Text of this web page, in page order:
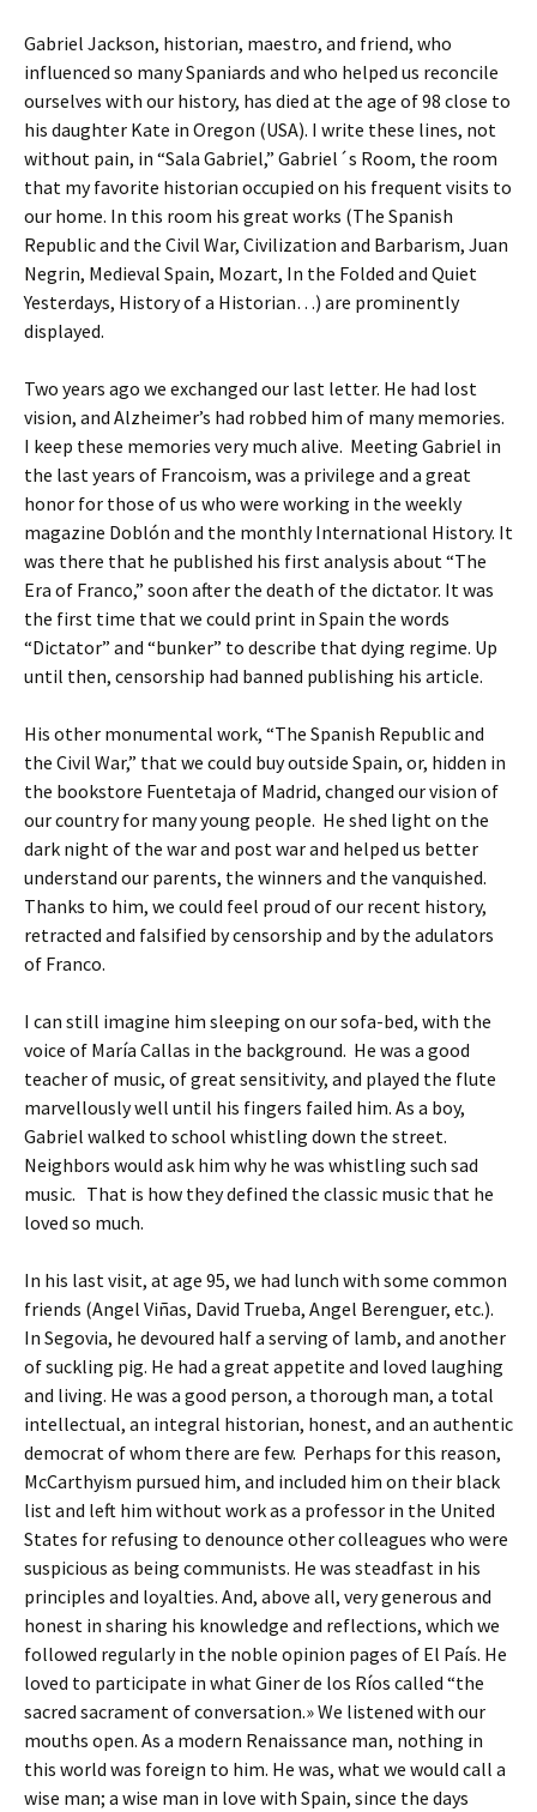
Gabriel Jackson, historian, maestro, and friend, who
influenced so many Spaniards and who helped us reconcile
ourselves with our history, has died at the age of 98 close to
his daughter Kate in Oregon (USA). I write these lines, not
without pain, in “Sala Gabriel,” Gabriel´s Room, the room
that my favorite historian occupied on his frequent visits to
our home. In this room his great works (The Spanish
Republic and the Civil War, Civilization and Barbarism, Juan
Negrin, Medieval Spain, Mozart, In the Folded and Quiet
Yesterdays, History of a Historian…) are prominently
displayed.
Two years ago we exchanged our last letter. He had lost
vision, and Alzheimer’s had robbed him of many memories.
I keep these memories very much alive. Meeting Gabriel in
the last years of Francoism, was a privilege and a great
honor for those of us who were working in the weekly
magazine Doblón and the monthly International History. It
was there that he published his first analysis about “The
Era of Franco,” soon after the death of the dictator. It was
the first time that we could print in Spain the words
“Dictator” and “bunker” to describe that dying regime. Up
until then, censorship had banned publishing his article.
His other monumental work, “The Spanish Republic and
the Civil War,” that we could buy outside Spain, or, hidden in
the bookstore Fuentetaja of Madrid, changed our vision of
our country for many young people. He shed light on the
dark night of the war and post war and helped us better
understand our parents, the winners and the vanquished.
Thanks to him, we could feel proud of our recent history,
retracted and falsified by censorship and by the adulators
of Franco.
I can still imagine him sleeping on our sofa-bed, with the
voice of María Callas in the background. He was a good
teacher of music, of great sensitivity, and played the flute
marvellously well until his fingers failed him. As a boy,
Gabriel walked to school whistling down the street.
Neighbors would ask him why he was whistling such sad
music. That is how they defined the classic music that he
loved so much.
In his last visit, at age 95, we had lunch with some common
friends (Angel Viñas, David Trueba, Angel Berenguer, etc.).
In Segovia, he devoured half a serving of lamb, and another
of suckling pig. He had a great appetite and loved laughing
and living. He was a good person, a thorough man, a total
intellectual, an integral historian, honest, and an authentic
democrat of whom there are few. Perhaps for this reason,
McCarthyism pursued him, and included him on their black
list and left him without work as a professor in the United
States for refusing to denounce other colleagues who were
suspicious as being communists. He was steadfast in his
principles and loyalties. And, above all, very generous and
honest in sharing his knowledge and reflections, which we
followed regularly in the noble opinion pages of El País. He
loved to participate in what Giner de los Ríos called “the
sacred sacrament of conversation.» We listened with our
mouths open. As a modern Renaissance man, nothing in
this world was foreign to him. He was, what we would call a
wise man; a wise man in love with Spain, since the days